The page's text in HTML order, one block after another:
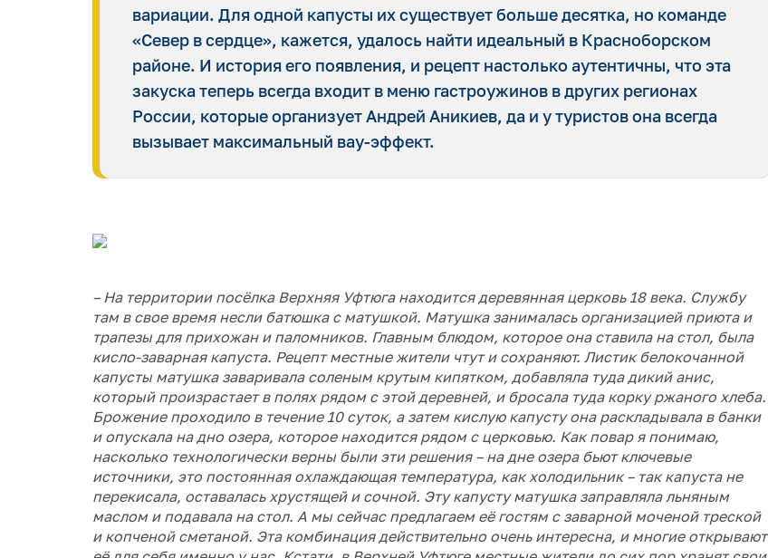
вариации. Для одной капусты их существует больше десятка, но команде
«Север в сердце», кажется, удалось найти идеальный в Красноборском
районе. И история его появления, и рецепт настолько аутентичны, что эта
закуска теперь всегда входит в меню гастроужинов в других регионах
России, которые организует Андрей Аникиев, да и у туристов она всегда
вызывает максимальный вау-эффект.
– На территории посёлка Верхняя Уфтюга находится деревянная церковь 18 века. Службу
там в свое время несли батюшка с матушкой. Матушка занималась организацией приюта и
трапезы для прихожан и паломников. Главным блюдом, которое она ставила на стол, была
кисло-заварная капуста. Рецепт местные жители чтут и сохраняют. Листик белокочанной
капусты матушка заваривала соленым крутым кипятком, добавляла туда дикий анис,
который произрастает в полях рядом с этой деревней, и бросала туда корку ржаного хлеба.
Брожение проходило в течение 10 суток, а затем кислую капусту она раскладывала в банки
и опускала на дно озера, которое находится рядом с церковью. Как повар я понимаю,
насколько технологически верны были эти решения – на дне озера бьют ключевые
источники, это постоянная охлаждающая температура, как холодильник – так капуста не
перекисала, оставалась хрустящей и сочной. Эту капусту матушка заправляла льняным
маслом и подавала на стол. А мы сейчас предлагаем её гостям с заварной моченой треской
и копченой сметаной. Эта комбинация действительно очень интересна, и многие открывают